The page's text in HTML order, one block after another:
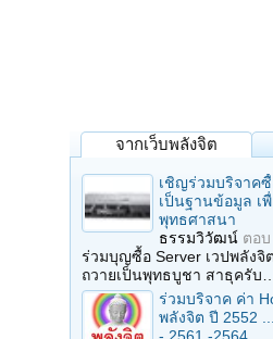
จากเว็บพลังจิต
เชิญร่วมบริจาค
เป็นฐานข้อมูล เ
พุทธศาสนา
ธรรมวิวัฒน์ ตอบ
ร่วมบุญซื้อ Server เวปพลังจิ
ถวายเป็นพุทธบูชา สาธุครับ
ร่วมบริจาค ค่า
พลังจิต ปี 2552